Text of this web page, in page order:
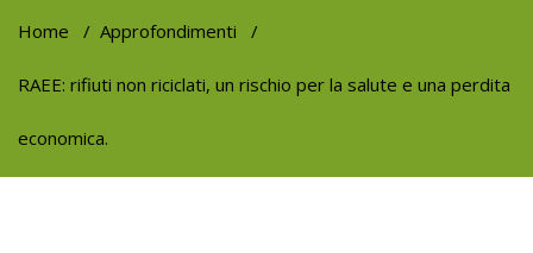
Home / Approfondimenti /
RAEE: rifiuti non riciclati, un rischio per la salute e una perdita
economica.